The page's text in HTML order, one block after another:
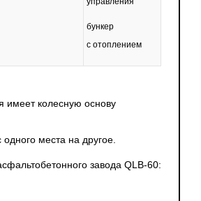
бункер
с отоплением
имеет колесную основу
места на другое.
завода QLB-60: